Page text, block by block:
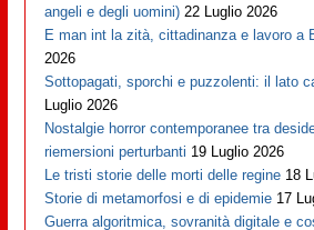
angeli e degli uomini) 22 Luglio 2026
E man int la zità, cittadinanza e lavoro a
2026
Sottopagati, sporchi e puzzolenti: il lato
Luglio 2026
Nostalgie horror contemporanee tra
riemersioni perturbanti 19 Luglio 2026
Le tristi storie delle morti delle regine 18
Storie di metamorfosi e di epidemie 17
Guerra algoritmica, sovranità digitale e